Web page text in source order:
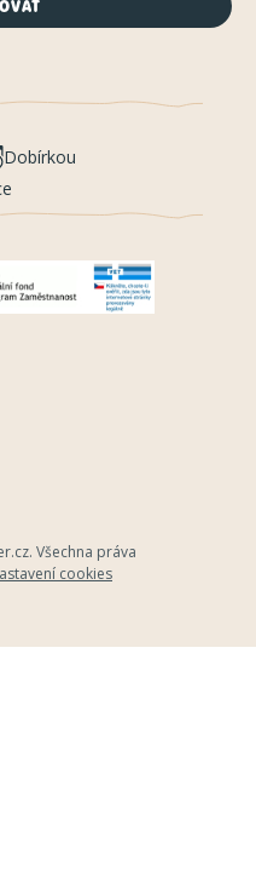
Dobírkou
. Všechna práva
cookies